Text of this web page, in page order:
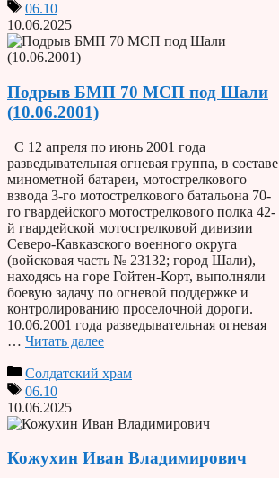
06.10
10.06.2025
Подрыв БМП 70 МСП под Шали
(10.06.2001)
С 12 апреля по июнь 2001 года
разведывательная огневая группа, в составе
минометной батареи, мотострелкового
взвода 3-го мотострел­кового батальона 70-
го гвардейского мотострелкового полка 42-
й гвардейской мотострелковой дивизии
Северо-Кавказского военного округа
(войсковая часть № 23132; город Шали),
находясь на горе Гойтен-Корт, выполняли
боевую задачу по огневой поддержке и
контролированию проселочной дороги.
10.06.2001 года разведывательная огневая
… Читать далее
Солдатский храм
06.10
10.06.2025
Кожухин Иван Владимирович